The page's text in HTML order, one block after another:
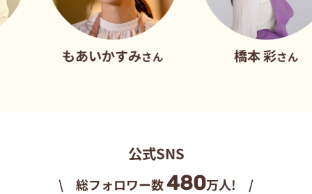
あいかすみさん
公式SNS
\ 総フォロワー数480万人! /